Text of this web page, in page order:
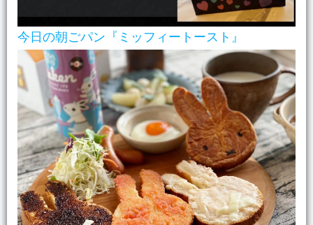
今日の朝ごパン『ミッフィートースト』